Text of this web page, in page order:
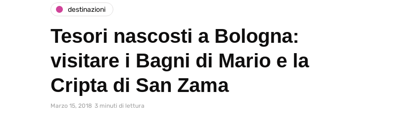
destinazioni
Tesori nascosti a Bologna:
visitare i Bagni di Mario e la
Cripta di San Zama
Marzo 15, 2018 3 minuti di lettura